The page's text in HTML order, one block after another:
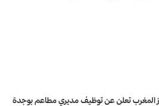
المغرب تعلن عن توظيف مديري مطاعم بوجدة